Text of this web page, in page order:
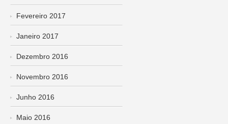
Fevereiro 2017
Janeiro 2017
Dezembro 2016
Novembro 2016
Junho 2016
Maio 2016